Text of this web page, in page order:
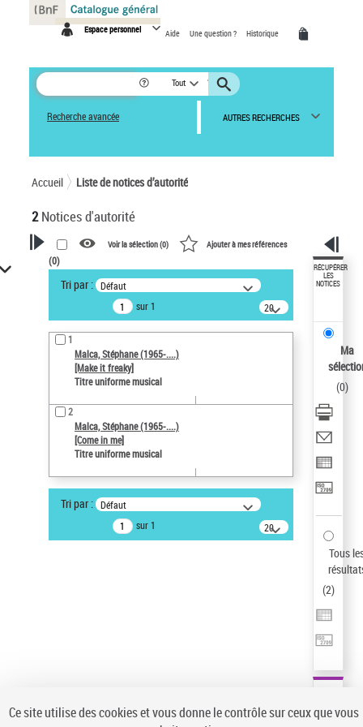
Espace personnel Aide Une question ? Historique
Tout
Recherche avancée AUTRES RECHERCHES
Accueil Liste de notices d’autorité
2Notices d'autorité
VOTRE RECHERCHE
Recherche avancée dans les
notices d’autorité
Œuvres liées à l'auteur :
Malca, Stéphane (1965-....)
Type de notice d'autorité
Œuvre
Sauvegarder votre recherche
AFFINER
Type de notice d'autorité
Œuvre(2)
Voir la sélection (0) Ajouter à mes références
(0)
Tri par : Défaut
sur 1
20
résultats/page
1
Malca, Stéphane (1965-....)
[Make it freaky]
Titre uniforme musical
2
Malca, Stéphane (1965-....)
[Come in me]
Titre uniforme musical
Tri par : Défaut
sur 1
20
résultats/page
RÉCUPÉRER
LES
NOTICES
Ma
(0)
Tous
(2)
Panneau de gestion des cookies
Ce site utilise des cookies et vous donne le contrôle sur ceux que vous